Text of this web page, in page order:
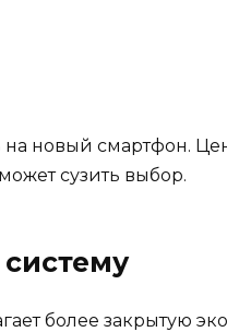
новый смартфон.
сузить выбор.
более закрытую